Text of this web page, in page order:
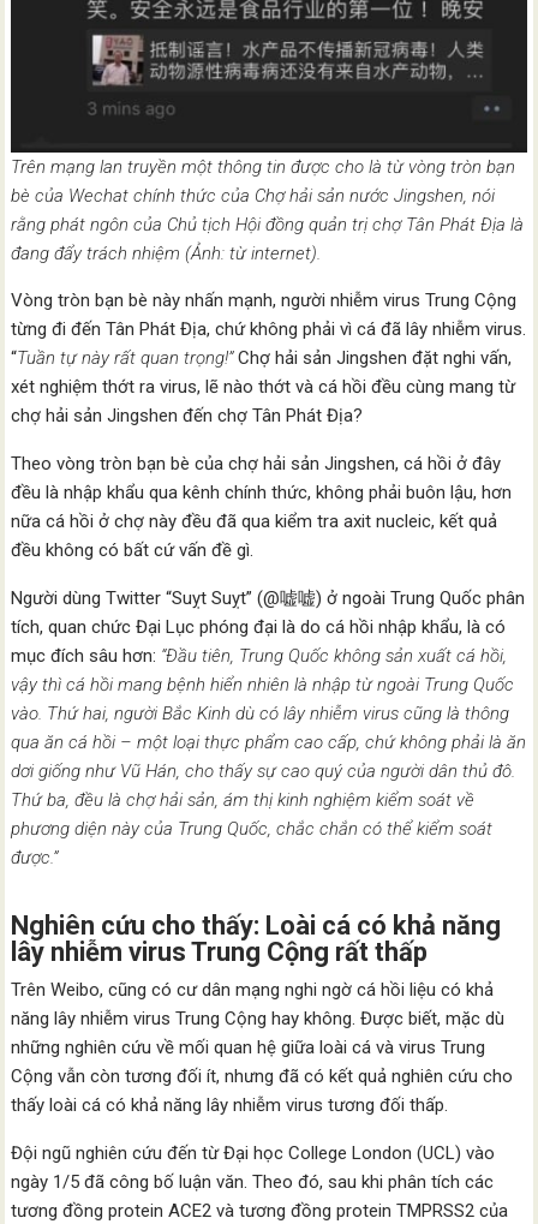
Trên mạng lan truyền một thông tin được cho là từ vòng tròn bạn
bè của Wechat chính thức của Chợ hải sản nước Jingshen, nói
rằng phát ngôn của Chủ tịch Hội đồng quản trị chợ Tân Phát Địa là
đang đẩy trách nhiệm (Ảnh: từ internet).
Vòng tròn bạn bè này nhấn mạnh, người nhiễm virus Trung Cộng
từng đi đến Tân Phát Địa, chứ không phải vì cá đã lây nhiễm virus.
“Tuần tự này rất quan trọng!”Chợ hải sản Jingshen đặt nghi vấn,
xét nghiệm thớt ra virus, lẽ nào thớt và cá hồi đều cùng mang từ
chợ hải sản Jingshen đến chợ Tân Phát Địa?
Theo vòng tròn bạn bè của chợ hải sản Jingshen, cá hồi ở đây
đều là nhập khẩu qua kênh chính thức, không phải buôn lậu, hơn
nữa cá hồi ở chợ này đều đã qua kiểm tra axit nucleic, kết quả
đều không có bất cứ vấn đề gì.
Người dùng Twitter “Suỵt Suỵt” (@嘘嘘) ở ngoài Trung Quốc phân
tích, quan chức Đại Lục phóng đại là do cá hồi nhập khẩu, là có
mục đích sâu hơn: “Đầu tiên, Trung Quốc không sản xuất cá hồi,
vậy thì cá hồi mang bệnh hiển nhiên là nhập từ ngoài Trung Quốc
vào. Thứ hai, người Bắc Kinh dù có lây nhiễm virus cũng là thông
qua ăn cá hồi – một loại thực phẩm cao cấp, chứ không phải là ăn
dơi giống như Vũ Hán, cho thấy sự cao quý của người dân thủ đô.
Thứ ba, đều là chợ hải sản, ám thị kinh nghiệm kiểm soát về
phương diện này của Trung Quốc, chắc chắn có thể kiểm soát
được.”
Nghiên cứu cho thấy: Loài cá có khả năng
lây nhiễm virus Trung Cộng rất thấp
Trên Weibo, cũng có cư dân mạng nghi ngờ cá hồi liệu có khả
năng lây nhiễm virus Trung Cộng hay không. Được biết, mặc dù
những nghiên cứu về mối quan hệ giữa loài cá và virus Trung
Cộng vẫn còn tương đối ít, nhưng đã có kết quả nghiên cứu cho
thấy loài cá có khả năng lây nhiễm virus tương đối thấp.
Đội ngũ nghiên cứu đến từ Đại học College London (UCL) vào
ngày 1/5 đã công bố luận văn. Theo đó, sau khi phân tích các
tương đồng protein ACE2 và tương đồng protein TMPRSS2 của